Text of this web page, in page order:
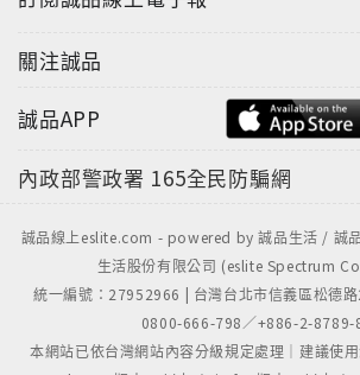
各種場合都能成為「天下第一帥」。
全彩漫畫圖解，學魔術變得超～輕～鬆！
從道具製作到魔術技法，步驟一一剖析
搭配魔法兔的小祕訣，所有魔術一次就
關注誠品
誠品APP
內政部警政署 165全民防騙網
誠品線上eslite.com - powered by 誠品生活 / 誠
生活股份有限公司 (eslite Spectrum
統一編號：27952966 | 台灣台北市信義區松德
0800-666-798／+886-2-8789-
本網站已依台灣網站內容分級規定處理｜建議使